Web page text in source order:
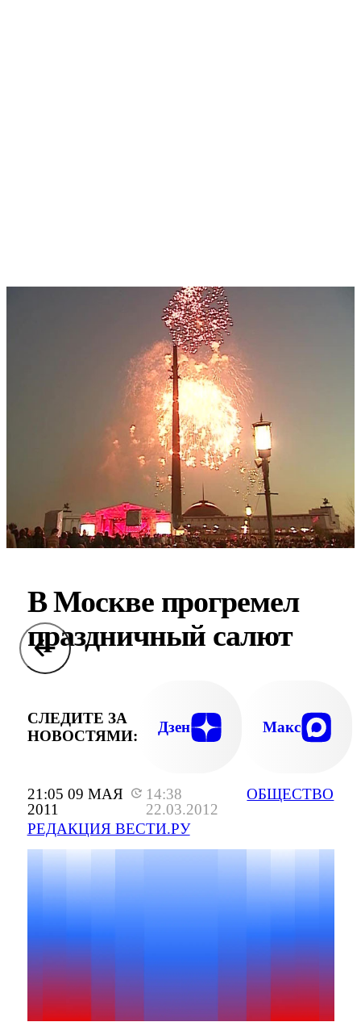
21:05 09 МАЯ
2011
14:38
22.03.2012
РЕДАКЦИЯ ВЕСТИ.РУ
ОБЩЕСТВО
В Москве прогремел
праздничный салют
СЛЕДИТЕ ЗА
НОВОСТЯМИ:
Дзен Макс